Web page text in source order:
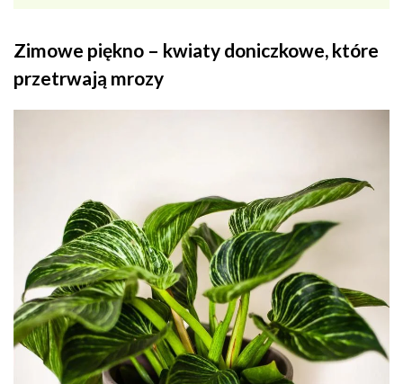
Zimowe piękno – kwiaty doniczkowe, które
przetrwają mrozy